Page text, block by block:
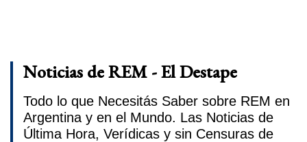
Noticias de REM - El Destape
Todo lo que Necesitás Saber sobre REM en
Argentina y en el Mundo. Las Noticias de
Última Hora, Verídicas y sin Censuras de